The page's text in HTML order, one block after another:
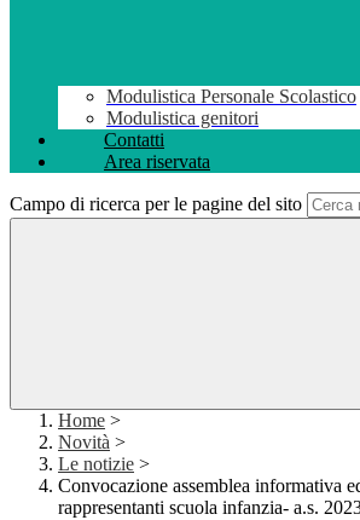
Modulistica Personale Scolastico
Modulistica genitori
Contatti
Area riservata
Campo di ricerca per le pagine del sito
Home >
Novità >
Le notizie >
Convocazione assemblea informativa
rappresentanti scuola infanzia- a.s.